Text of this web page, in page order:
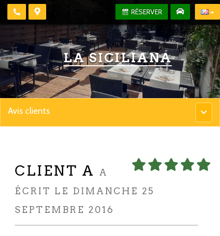
RÉSERVER
LA SICILIANA
Menu
Avis clients
CLIENT A
A
ÉCRIT LE DIMANCHE 25
SEPTEMBRE 2016